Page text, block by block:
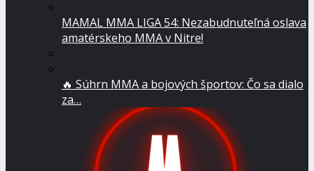
MAMAL MMA LIGA 54: Nezabudnuteľná oslava
amatérskeho MMA v Nitre!
🔥 Súhrn MMA a bojových športov: Čo sa dialo
za…